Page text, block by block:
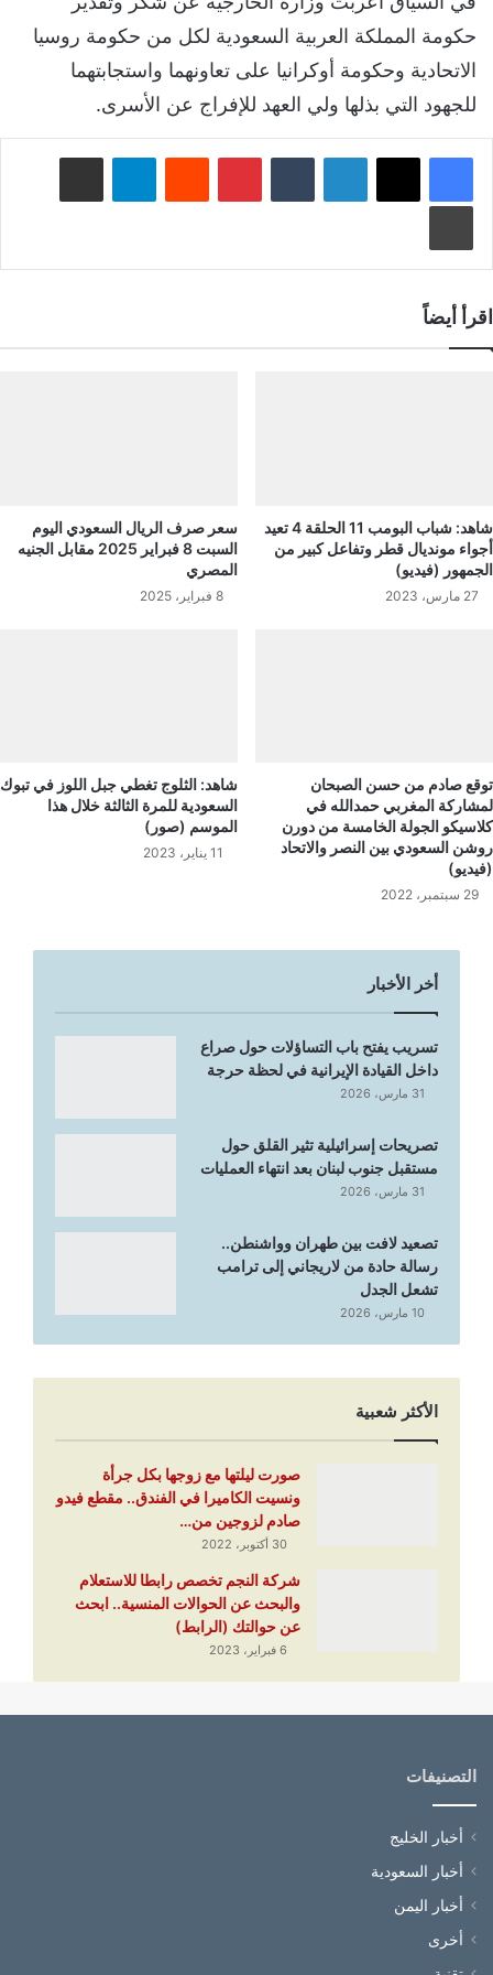
حكومة المملكة العربية السعودية لكل من حكومة روسيا
الاتحادية وحكومة أوكرانيا على تعاونهما واستجابتهما
للجهود التي بذلها ولي العهد للإفراج عن الأسرى.
لينكدإن بينتيريست
اقرأ أيضاً
شاهد: شباب البومب 11 الحلقة 4 تعيد
أجواء مونديال قطر وتفاعل كبير من
الجمهور (فيديو)
27 مارس، 2023
سعر صرف الريال السعودي اليوم
السبت 8 فبراير 2025 مقابل الجنيه
المصري
8 فبراير، 2025
توقع صادم من حسن الصبحان
لمشاركة المغربي حمدالله في
كلاسيكو الجولة الخامسة من دورن
روشن السعودي بين النصر والاتحاد
(فيديو)
29 سبتمبر، 2022
شاهد: الثلوج تغطي جبل اللوز في تبوك
السعودية للمرة الثالثة خلال هذا
الموسم (صور)
11 يناير، 2023
أخر الأخبار
تسريب يفتح باب التساؤلات حول صراع
داخل القيادة الإيرانية في لحظة حرجة
31 مارس، 2026
تصريحات إسرائيلية تثير القلق حول
مستقبل جنوب لبنان بعد انتهاء العمليات
31 مارس، 2026
تصعيد لافت بين طهران وواشنطن..
رسالة حادة من لاريجاني إلى ترامب
تشعل الجدل
10 مارس، 2026
الأكثر شعبية
صورت ليلتها مع زوجها بكل جرأة
ونسيت الكاميرا في الفندق.. مقطع فيدو
صادم لزوجين من…
30 أكتوبر، 2022
شركة النجم تخصص رابطا للاستعلام
والبحث عن الحوالات المنسية.. ابحث
عن حوالتك (الرابط)
6 فبراير، 2023
التصنيفات
أخبار الخليج
أخبار السعودية
أخبار اليمن
أخرى